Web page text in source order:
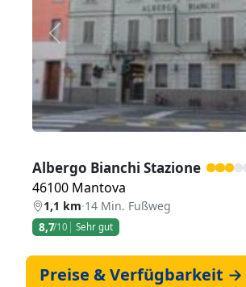
Zurück
Albergo Bianchi Stazione
46100 Mantova
1,1 km·14 Min. Fußweg
8,7/10 Sehr gut
Preise & Verfügbarkeit →